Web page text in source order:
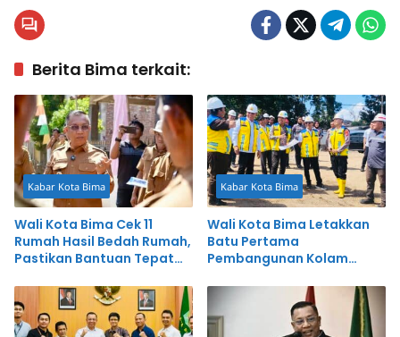
Berita Bima terkait:
Kabar Kota Bima
Wali Kota Bima Cek 11
Rumah Hasil Bedah Rumah,
Pastikan Bantuan Tepat
Kabar Kota Bima
Wali Kota Bima Letakkan
Batu Pertama
Pembangunan Kolam